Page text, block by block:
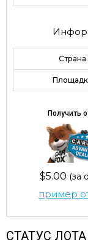
Страна
Получить
$5.00 (за
пример
СТАТУС ЛОТА